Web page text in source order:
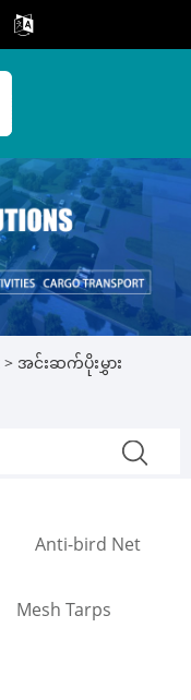
> အင်းဆက်ပိုးမွှား
Anti-bird Net
Mesh Tarps